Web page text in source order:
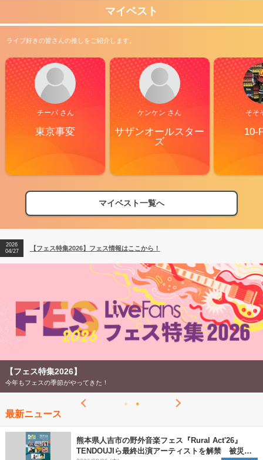
マイベスト
ライブ好きの皆さんの推しをご紹介します。
チーバ さん
東京事変
ケンケン さん
サザンオールスター
ズ
そそ
10-
マイベスト一覧へ
【フェス特集2026】フェス情報はここから！
【ライブ動員ランキング】2026年上半期編発表！
2026
04/27
【フェス特集2026】フェス情報はここから！
2026
【ライブ動員ランキング】2026年上半期編発表！
【フェス特集2026】
今年もフェスの季節がやってきた！
最新ニュース
熊本県人吉市の野外音楽フェス『Rural Act'26』
TENDOUJIら最終出演アーティストを解禁 被災地